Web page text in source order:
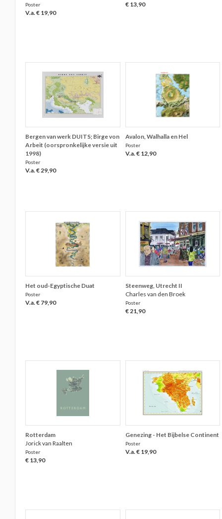
Poster
V.a. € 19,90
€ 13,90
Bergen van werk DUITS; Birge von
Arbeit (oorspronkelijke versie uit
1998)
Poster
V.a. € 29,90
Avalon, Walhalla en Hel
Poster
V.a. € 12,90
Het oud-Egyptische Duat
Poster
V.a. € 79,90
Steenweg, Utrecht II
Charles van den Broek
Poster
€ 21,90
Rotterdam
Jorick van Raalten
Poster
€ 13,90
Genezing - Het Bijbelse Continent
Poster
V.a. € 19,90